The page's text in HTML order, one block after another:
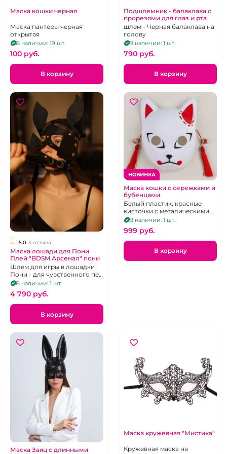
Маска кошки черная
Маска пантеры черная
открытая
В наличии: 19 шт.
100 pуб.
В корзину
Подшлемник - балаклава с
прорезями для глаз и рта
шлем - Черная балаклава на
голову
В наличии: 1 шт.
790 pуб.
В корзину
5.0 3 отзыва
Маска лошади для Пони
Плей "BDSM Арсенал" пони
Шлем для игры в лошадки
Пони - для чувственного пет
плея, порадует даже самых
искушенных
В наличии: 1 шт.
4 790 pуб.
В корзину
НОВИНКА
Маска кошки с сережками и
бубенцами
Белый пластик, красные
кисточки с металическими
бубенцами
В наличии: 1 шт.
999 pуб.
В корзину
Маска Заяц с длинными
Маска кружевная "Мистика"
Кружевная маска на